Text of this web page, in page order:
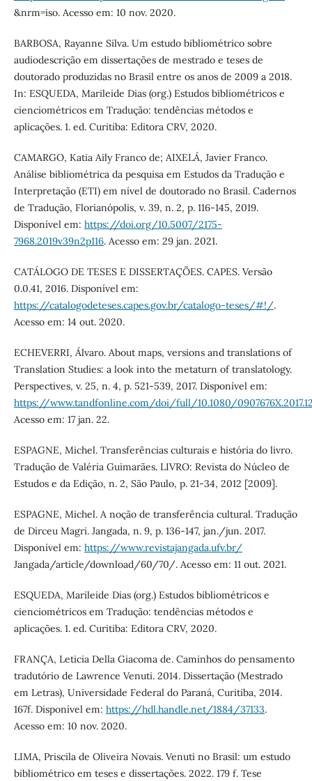
&nrm=iso. Acesso em: 10 nov. 2020.
BARBOSA, Rayanne Silva. Um estudo bibliométrico sobre
audiodescrição em dissertações de mestrado e teses de
doutorado produzidas no Brasil entre os anos de 2009 a 2018.
In: ESQUEDA, Marileide Dias (org.) Estudos bibliométricos e
cienciométricos em Tradução: tendências métodos e
aplicações. 1. ed. Curitiba: Editora CRV, 2020.
CAMARGO, Katia Aily Franco de; AIXELÁ, Javier Franco.
Análise bibliométrica da pesquisa em Estudos da Tradução e
Interpretação (ETI) em nível de doutorado no Brasil. Cadernos
de Tradução, Florianópolis, v. 39, n. 2, p. 116-145, 2019.
Disponível em: https://doi.org/10.5007/2175-
7968.2019v39n2p116. Acesso em: 29 jan. 2021.
CATÁLOGO DE TESES E DISSERTAÇÕES. CAPES. Versão
0.0.41, 2016. Disponível em:
https://catalogodeteses.capes.gov.br/catalogo-teses/#!/.
Acesso em: 14 out. 2020.
ECHEVERRI, Álvaro. About maps, versions and translations of
Translation Studies: a look into the metaturn of translatology.
Perspectives, v. 25, n. 4, p. 521-539, 2017. Disponível em:
https://www.tandfonline.com/doi/full/10.1080/
Acesso em: 17 jan. 22.
ESPAGNE, Michel. Transferências culturais e história do livro.
Tradução de Valéria Guimarães. LIVRO: Revista do Núcleo de
Estudos e da Edição, n. 2, São Paulo, p. 21-34, 2012 [2009].
ESPAGNE, Michel. A noção de transferência cultural. Tradução
de Dirceu Magri. Jangada, n. 9, p. 136-147, jan./jun. 2017.
Disponível em: https://www.revistajangada.ufv.br/
Jangada/article/download/60/70/. Acesso em: 11 out. 2021.
ESQUEDA, Marileide Dias (org.) Estudos bibliométricos e
cienciométricos em Tradução: tendências métodos e
aplicações. 1. ed. Curitiba: Editora CRV, 2020.
FRANÇA, Leticia Della Giacoma de. Caminhos do pensamento
tradutório de Lawrence Venuti. 2014. Dissertação (Mestrado
em Letras), Universidade Federal do Paraná, Curitiba, 2014.
167f. Disponível em: https://hdl.handle.net/1884/37133.
Acesso em: 10 nov. 2020.
LIMA, Priscila de Oliveira Novais. Venuti no Brasil: um estudo
bibliométrico em teses e dissertações. 2022. 179 f. Tese